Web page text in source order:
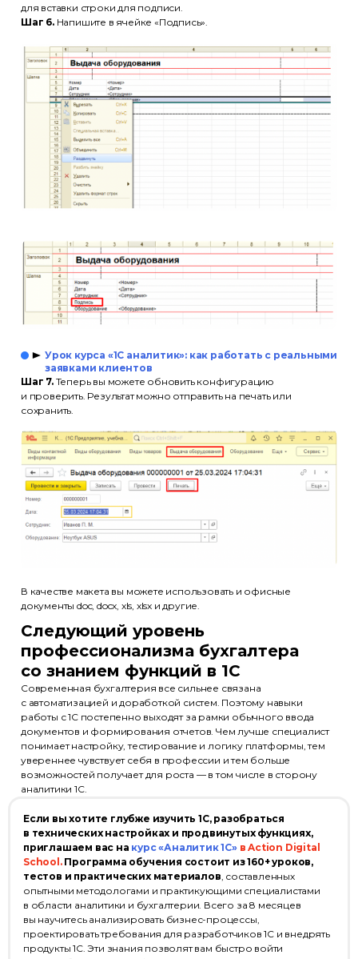
для вставки строки для подписи.
Шаг 6.Напишите в ячейке «Подпись».
Урок курса «1С аналитик»: как работать с реальными
заявками клиентов
Шаг 7.Теперь вы можете обновить конфигурацию
и проверить. Результат можно отправить на печать или
сохранить.
В качестве макета вы можете использовать и офисные
документы doc, docx, xls, xlsx и другие.
Следующий уровень
профессионализма бухгалтера
со знанием функций в 1С
Современная бухгалтерия все сильнее связана
с автоматизацией и доработкой систем. Поэтому навыки
работы с 1С постепенно выходят за рамки обычного ввода
документов и формирования отчетов. Чем лучше специалист
понимает настройку, тестирование и логику платформы, тем
увереннее чувствует себя в профессии и тем больше
возможностей получает для роста — в том числе в сторону
аналитики 1С.
Если вы хотите глубже изучить 1С, разобраться
в технических настройках и продвинутых функциях,
приглашаем вас на курс «Аналитик 1С» в Action Digital
School. Программа обучения состоит из 160+ уроков,
тестов и практических материалов, составленных
опытными методологами и практикующими специалистами
в области аналитики и бухгалтерии. Всего за 8 месяцев
вы научитесь анализировать бизнес-процессы,
проектировать требования для разработчиков 1С и внедрять
продукты 1С. Эти знания позволят вам быстро войти
Эксперты Партнёры Отзывы
ООО «Актион-Диджитал» г. Москва,
Лицензия
© ООО «Актион-Диджитал»,
2026 г. Все права защищены
Политика обработки
персональных данных
Информация на сайте носит
информационный характер
и не является публичной офертой
Использование файлов cookie